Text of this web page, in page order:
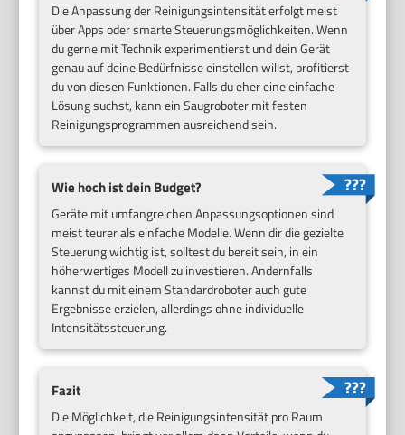
Die Anpassung der Reinigungsintensität erfolgt meist
über Apps oder smarte Steuerungsmöglichkeiten. Wenn
du gerne mit Technik experimentierst und dein Gerät
genau auf deine Bedürfnisse einstellen willst, profitierst
du von diesen Funktionen. Falls du eher eine einfache
Lösung suchst, kann ein Saugroboter mit festen
Reinigungsprogrammen ausreichend sein.
Wie hoch ist dein Budget?
Geräte mit umfangreichen Anpassungsoptionen sind
meist teurer als einfache Modelle. Wenn dir die gezielte
Steuerung wichtig ist, solltest du bereit sein, in ein
höherwertiges Modell zu investieren. Andernfalls
kannst du mit einem Standardroboter auch gute
Ergebnisse erzielen, allerdings ohne individuelle
Intensitätssteuerung.
Fazit
Die Möglichkeit, die Reinigungsintensität pro Raum